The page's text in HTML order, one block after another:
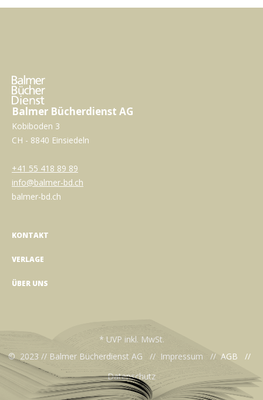
Balmer Bücherdienst AG
Kobiboden 3
CH - 8840 Einsiedeln
+41 55 418 89 89
info@balmer-bd.ch
balmer-bd.ch
KONTAKT
VERLAGE
ÜBER UNS
* UVP inkl. MwSt.
© 2023 // Balmer Bücherdienst AG // Impressum // AGB //
Datenschutz